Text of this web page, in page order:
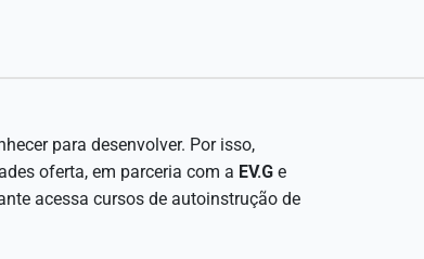
para desenvolver. Por isso,
oferta, em parceria com a EV.G e
acessa cursos de autoinstrução de